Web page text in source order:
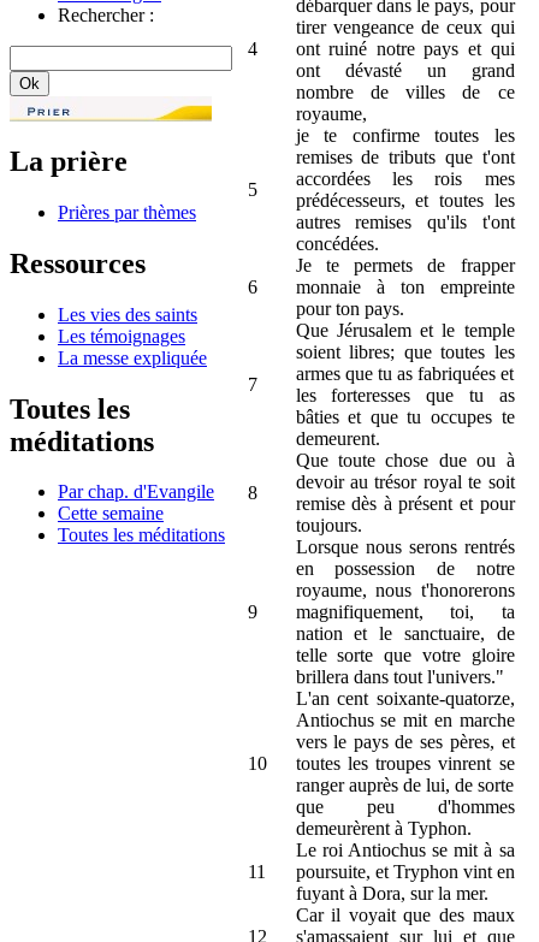
Rechercher :
La prière
Prières par thèmes
Ressources
Les vies des saints
Les témoignages
La messe expliquée
Toutes les
méditations
Par chap. d'Evangile
Cette semaine
Toutes les méditations
4
débarquer dans le pays, pour
tirer vengeance de ceux qui
ont ruiné notre pays et qui
ont dévasté un grand
nombre de villes de ce
royaume,
5
je te confirme toutes les
remises de tributs que t'ont
accordées les rois mes
prédécesseurs, et toutes les
autres remises qu'ils t'ont
concédées.
6
Je te permets de frapper
monnaie à ton empreinte
pour ton pays.
7
Que Jérusalem et le temple
soient libres; que toutes les
armes que tu as fabriquées et
les forteresses que tu as
bâties et que tu occupes te
demeurent.
8
Que toute chose due ou à
devoir au trésor royal te soit
remise dès à présent et pour
toujours.
9
Lorsque nous serons rentrés
en possession de notre
royaume, nous t'honorerons
magnifiquement, toi, ta
nation et le sanctuaire, de
telle sorte que votre gloire
brillera dans tout l'univers."
10
L'an cent soixante-quatorze,
Antiochus se mit en marche
vers le pays de ses pères, et
toutes les troupes vinrent se
ranger auprès de lui, de sorte
que peu d'hommes
demeurèrent à Typhon.
11
Le roi Antiochus se mit à sa
poursuite, et Tryphon vint en
fuyant à Dora, sur la mer.
12
Car il voyait que des maux
s'amassaient sur lui et que